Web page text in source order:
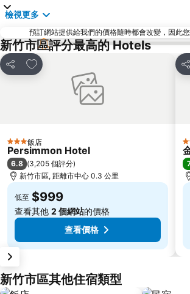
檢視更多
預訂網站提供給我們的價格隨時都會改變，因此
新竹市區評分最高的 Hotels
分享
加入我的最愛
3 星級飯店
Persimmon Hotel
6.8 (3,205 個評分)
新竹市區, 距離市中心 0.3 公里
低至 $999
查看其他 2 個網站的價格
查看價格
分
3
新竹市區其他住宿類型